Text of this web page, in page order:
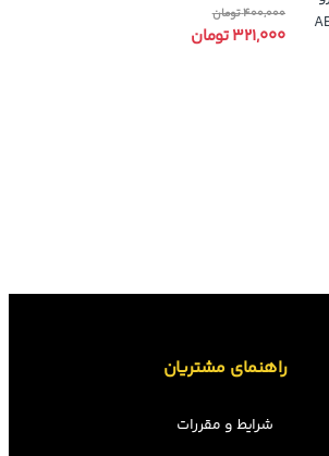
نمره4.00
321,000تومان
400,000تومان
راهنمای مشتریان
شرایط و مقررات